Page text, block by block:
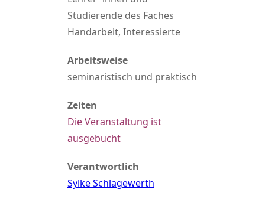
Studierende des Faches
Handarbeit, Interessierte
Arbeitsweise
seminaristisch und praktisch
Zeiten
Die Veranstaltung ist
ausgebucht
Verantwortlich
Sylke Schlagewerth